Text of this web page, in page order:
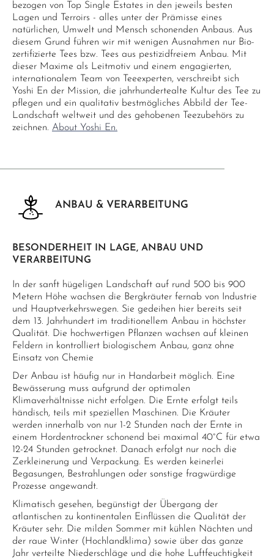
bezogen von Top Single Estates in den jeweils besten
Lagen und Terroirs - alles unter der Prämisse eines
natürlichen, Umwelt und Mensch schonenden Anbaus. Aus
diesem Grund führen wir mit wenigen Ausnahmen nur Bio-
zertifizierte Tees bzw. Tees aus pestizidfreiem Anbau. Mit
dieser Maxime als Leitmotiv und einem engagierten,
internationalem Team von Teeexperten, verschreibt sich
Yoshi En der Mission, die jahrhundertealte Kultur des Tee zu
pflegen und ein qualitativ bestmögliches Abbild der Tee-
Landschaft weltweit und des gehobenen Teezubehörs zu
zeichnen. About Yoshi En.
ANBAU & VERARBEITUNG
BESONDERHEIT IN LAGE, ANBAU UND
VERARBEITUNG
In der sanft hügeligen Landschaft auf rund 500 bis 900
Metern Höhe wachsen die Bergkräuter fernab von Industrie
und Hauptverkehrswegen. Sie gedeihen hier bereits seit
dem 13. Jahrhundert im traditionellem Anbau in höchster
Qualität. Die hochwertigen Pflanzen wachsen auf kleinen
Feldern in kontrolliert biologischem Anbau, ganz ohne
Einsatz von Chemie
Der Anbau ist häufig nur in Handarbeit möglich. Eine
Bewässerung muss aufgrund der optimalen
Klimaverhältnisse nicht erfolgen. Die Ernte erfolgt teils
händisch, teils mit speziellen Maschinen. Die Kräuter
werden innerhalb von nur 1-2 Stunden nach der Ernte in
einem Hordentrockner schonend bei maximal 40°C für etwa
12-24 Stunden getrocknet. Danach erfolgt nur noch die
Zerkleinerung und Verpackung. Es werden keinerlei
Begasungen, Bestrahlungen oder sonstige fragwürdige
Prozesse angewandt.
Klimatisch gesehen, begünstigt der Übergang der
atlantischen zu kontinentalen Einflüssen die Qualität der
Kräuter sehr. Die milden Sommer mit kühlen Nächten und
der raue Winter (Hochlandklima) sowie über das ganze
Jahr verteilte Niederschläge und die hohe Luftfeuchtigkeit